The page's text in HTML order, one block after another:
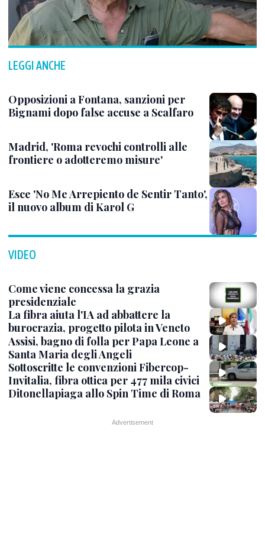
LEGGI ANCHE
Opposizioni a Fontana, sanzioni per
Bignami dopo false accuse a Scalfaro
Madrid, 'Roma revochi controlli alle
frontiere o adotteremo misure'
Esce 'No Me Arrepiento de Sentir Tanto',
il nuovo album di Karol G
VIDEO
Come viene concessa la grazia
presidenziale
La fibra aiuta l'IA ad abbattere la
burocrazia, progetto pilota in Veneto
Assisi, bagno di folla per Papa Leone a
Santa Maria degli Angeli
Sottoscritte le convenzioni Fibercop-
Invitalia, fibra ottica per 477 mila civici
Ditonellapiaga allo Spin Time di Roma